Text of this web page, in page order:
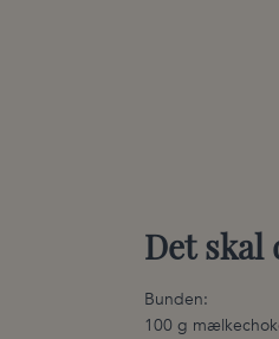
Det skal
Bunden:
100 g